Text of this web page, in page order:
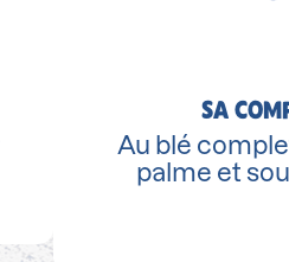
SA
Au blé
palme et